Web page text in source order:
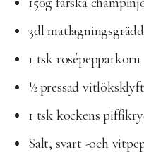
3dl
1 tsk rosépepparkorn
½ pressad
1 tsk kockens
Salt, svart -och